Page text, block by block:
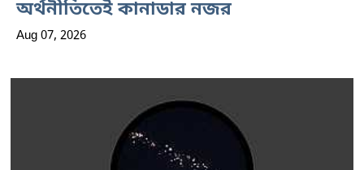
অর্থনীতিতেই কানাডার নজর
Aug 07, 2026